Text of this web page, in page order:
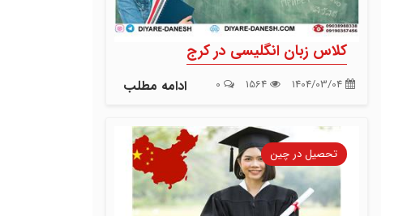
کلاس زبان انگلیسی در کرج
ادامه مطلب
تحصیل در چین